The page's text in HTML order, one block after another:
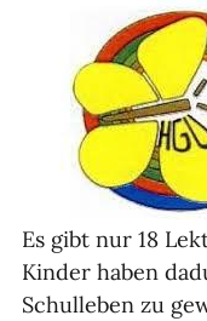
Es gibt nur 18
Kinder haben
Schulleben zu